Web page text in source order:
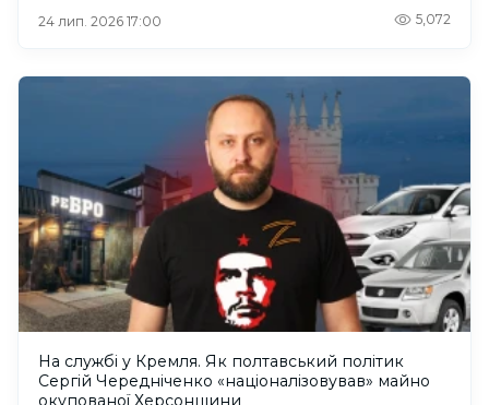
24 лип. 2026 17:00 5,072
На службі у Кремля. Як полтавський політик
Сергій Чередніченко «націоналізовував» майно
окупованої Херсонщини